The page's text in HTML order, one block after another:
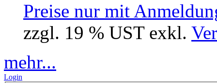
Preise nur mit
zzgl. 19 % UST exkl.
mehr...
Login